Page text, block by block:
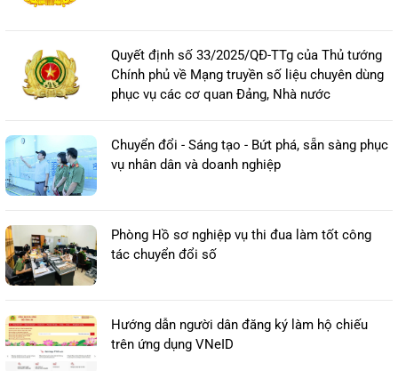
Quyết định số 33/2025/QĐ-TTg của Thủ tướng
Chính phủ về Mạng truyền số liệu chuyên dùng
phục vụ các cơ quan Đảng, Nhà nước
Chuyển đổi - Sáng tạo - Bứt phá, sẵn sàng phục
vụ nhân dân và doanh nghiệp
Phòng Hồ sơ nghiệp vụ thi đua làm tốt công
tác chuyển đổi số
Hướng dẫn người dân đăng ký làm hộ chiếu
trên ứng dụng VNeID